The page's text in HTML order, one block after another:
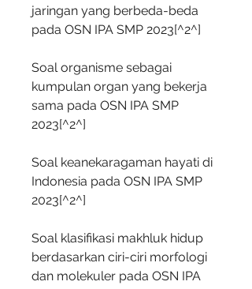
jaringan yang berbeda-beda
pada OSN IPA SMP 2023[^2^]
Soal organisme sebagai
kumpulan organ yang bekerja
sama pada OSN IPA SMP
2023[^2^]
Soal keanekaragaman hayati di
Indonesia pada OSN IPA SMP
2023[^2^]
Soal klasifikasi makhluk hidup
berdasarkan ciri-ciri morfologi
dan molekuler pada OSN IPA